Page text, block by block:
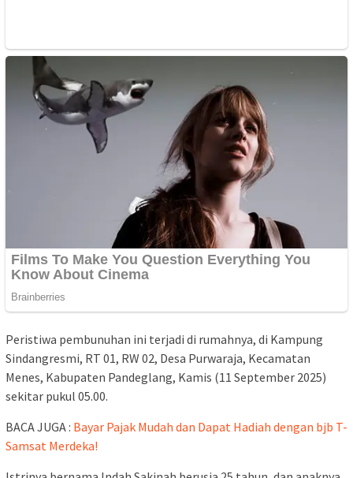
Peristiwa pembunuhan ini terjadi di rumahnya, di Kampung
Sindangresmi, RT 01, RW 02, Desa Purwaraja, Kecamatan
Menes, Kabupaten Pandeglang, Kamis (11 September 2025)
sekitar pukul 05.00.
BACA JUGA : Bayar Pajak Mudah dan Dapat Hadiah dengan bjb T-
Samsat Merdeka!